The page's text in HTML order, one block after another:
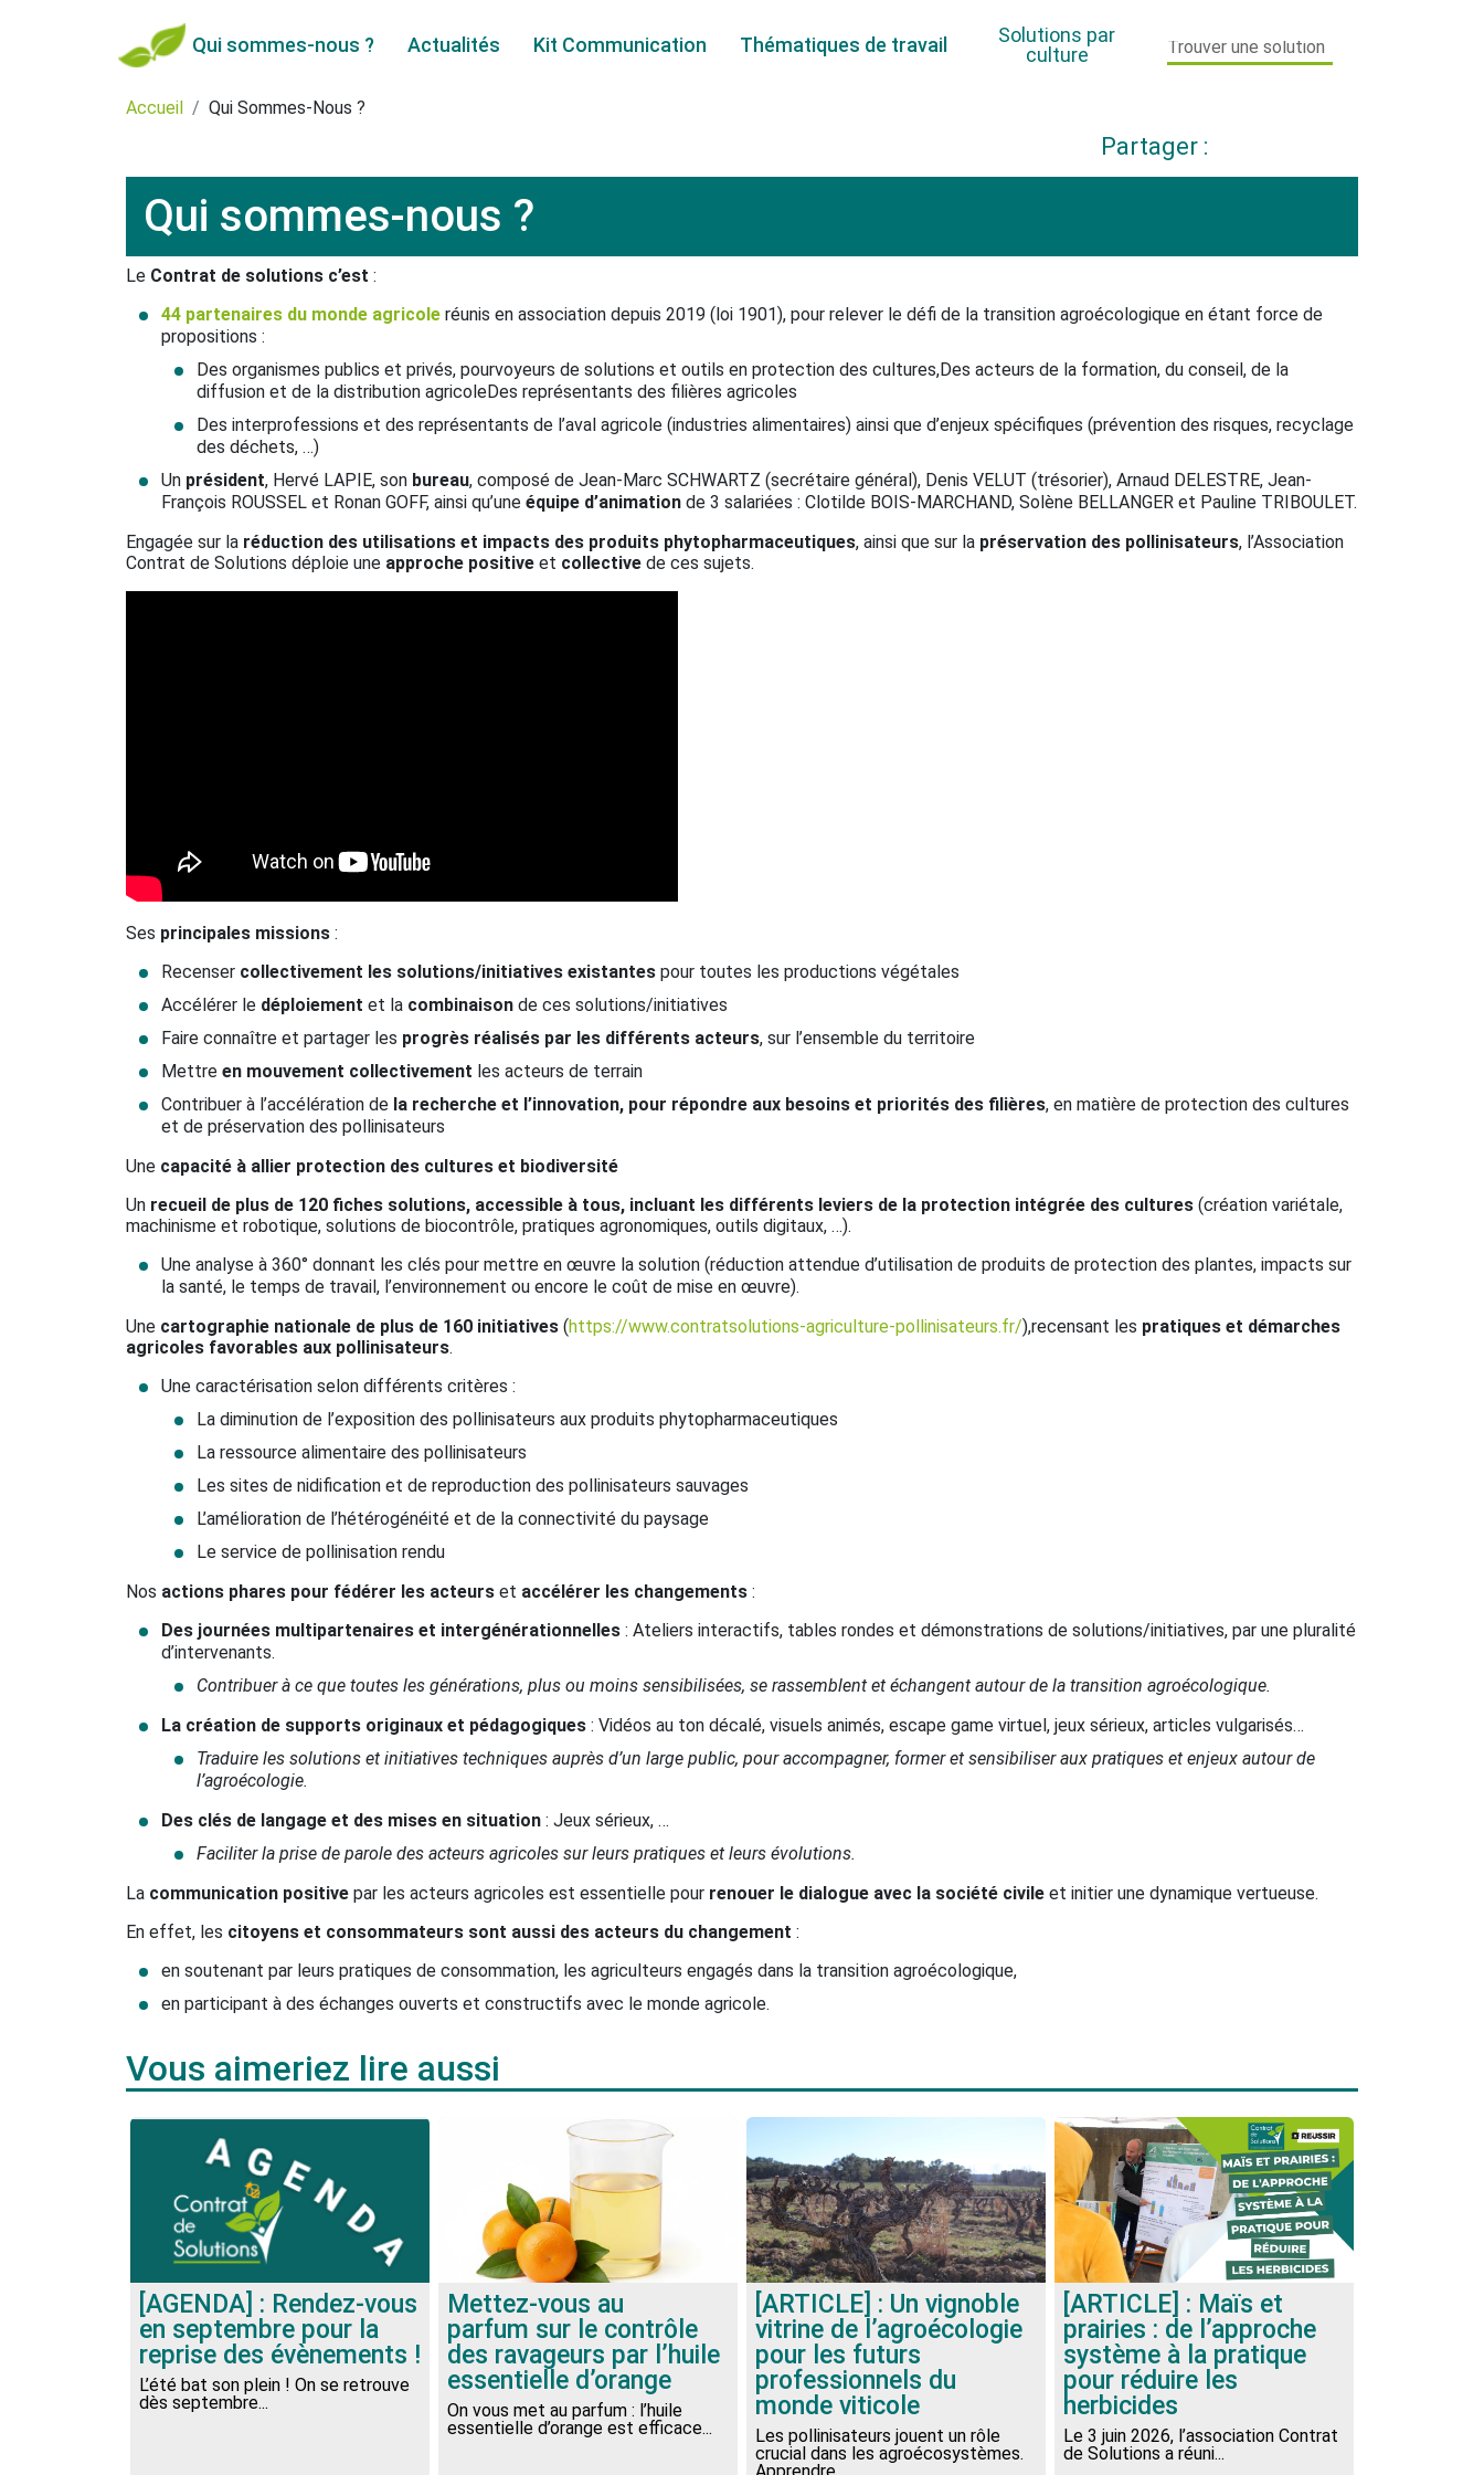
Qui sommes-nous ? Actualités Kit Communication Thématiques de travail
Solutions par
culture
Betterave
Cultures légumières
PPAM Horticulture
Accueil Qui Sommes-Nous ?
Partager :
Qui sommes-nous ?
Le Contrat de solutions c’est :
44 partenaires du monde agricole réunis en association depuis 2019 (loi 1901), pour relever le défi de la transition agroécologique en étant force de
propositions :
Des organismes publics et privés, pourvoyeurs de solutions et outils en protection des cultures,Des acteurs de la formation, du conseil, de la
diffusion et de la distribution agricoleDes représentants des filières agricoles
Des interprofessions et des représentants de l’aval agricole (industries alimentaires) ainsi que d’enjeux spécifiques (prévention des risques, recyclage
des déchets, …)
Un président, Hervé LAPIE, son bureau, composé de Jean-Marc SCHWARTZ (secrétaire général), Denis VELUT (trésorier), Arnaud DELESTRE, Jean-
François ROUSSEL et Ronan GOFF, ainsi qu’une équipe d’animation de 3 salariées : Clotilde BOIS-MARCHAND, Solène BELLANGER et Pauline TRIBOULET.
Engagée sur la réduction des utilisations et impacts des produits phytopharmaceutiques, ainsi que sur la préservation des pollinisateurs, l’Association
Contrat de Solutions déploie une approche positive et collective de ces sujets.
Ses principales missions :
Recenser collectivement les solutions/initiatives existantes pour toutes les productions végétales
Accélérer le déploiement et la combinaison de ces solutions/initiatives
Faire connaître et partager les progrès réalisés par les différents acteurs, sur l’ensemble du territoire
Mettre en mouvement collectivement les acteurs de terrain
Contribuer à l’accélération de la recherche et l’innovation, pour répondre aux besoins et priorités des filières, en matière de protection des cultures
et de préservation des pollinisateurs
Une capacité à allier protection des cultures et biodiversité
Un recueil de plus de 120 fiches solutions, accessible à tous, incluant les différents leviers de la protection intégrée des cultures (création variétale,
machinisme et robotique, solutions de biocontrôle, pratiques agronomiques, outils digitaux, …).
Une analyse à 360° donnant les clés pour mettre en œuvre la solution (réduction attendue d’utilisation de produits de protection des plantes, impacts sur
la santé, le temps de travail, l’environnement ou encore le coût de mise en œuvre).
Une cartographie nationale de plus de 160 initiatives (https://www.contratsolutions-agriculture-pollinisateurs.fr/),recensant les pratiques et démarches
agricoles favorables aux pollinisateurs.
Une caractérisation selon différents critères :
La diminution de l’exposition des pollinisateurs aux produits phytopharmaceutiques
La ressource alimentaire des pollinisateurs
Les sites de nidification et de reproduction des pollinisateurs sauvages
L’amélioration de l’hétérogénéité et de la connectivité du paysage
Le service de pollinisation rendu
Nos actions phares pour fédérer les acteurs et accélérer les changements :
Des journées multipartenaires et intergénérationnelles : Ateliers interactifs, tables rondes et démonstrations de solutions/initiatives, par une pluralité
d’intervenants.
Contribuer à ce que toutes les générations, plus ou moins sensibilisées, se rassemblent et échangent autour de la transition agroécologique.
La création de supports originaux et pédagogiques : Vidéos au ton décalé, visuels animés, escape game virtuel, jeux sérieux, articles vulgarisés…
Traduire les solutions et initiatives techniques auprès d’un large public, pour accompagner, former et sensibiliser aux pratiques et enjeux autour de
l’agroécologie.
Des clés de langage et des mises en situation : Jeux sérieux, …
Faciliter la prise de parole des acteurs agricoles sur leurs pratiques et leurs évolutions.
La communication positive par les acteurs agricoles est essentielle pour renouer le dialogue avec la société civile et initier une dynamique vertueuse.
En effet, les citoyens et consommateurs sont aussi des acteurs du changement :
en soutenant par leurs pratiques de consommation, les agriculteurs engagés dans la transition agroécologique,
en participant à des échanges ouverts et constructifs avec le monde agricole.
Vous aimeriez lire aussi
[AGENDA] : Rendez-vous
en septembre pour la
reprise des évènements !
L’été bat son plein ! On se retrouve
dès septembre...
Mettez-vous au
parfum sur le contrôle
des ravageurs par l’huile
essentielle d’orange
On vous met au parfum : l’huile
essentielle d’orange est efficace...
[ARTICLE] : Un vignoble
vitrine de l’agroécologie
pour les futurs
professionnels du
monde viticole
Les pollinisateurs jouent un rôle
crucial dans les agroécosystèmes.
[ARTICLE] : Maïs et
prairies : de l’approche
système à la pratique
pour réduire les
herbicides
Le 3 juin 2026, l’association Contrat
de Solutions a réuni...